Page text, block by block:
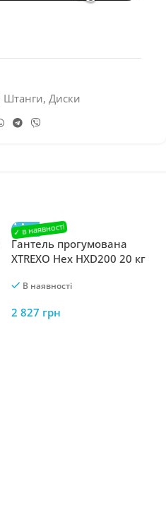
Штанги, Диски
Гантель прогумована
XTREXO Hex HXD200 20 кг
В наявності
2 827 грн